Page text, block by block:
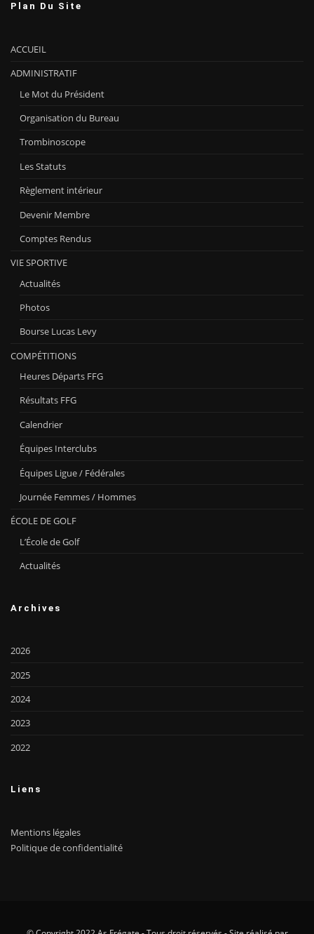
Plan Du Site
ACCUEIL
ADMINISTRATIF
Le Mot du Président
Organisation du Bureau
Trombinoscope
Les Statuts
Règlement intérieur
Devenir Membre
Comptes Rendus
VIE SPORTIVE
Actualités
Photos
Bourse Lucas Levy
COMPÉTITIONS
Heures Départs FFG
Résultats FFG
Calendrier
Équipes Interclubs
Équipes Ligue / Fédérales
Journée Femmes / Hommes
ÉCOLE DE GOLF
L’École de Golf
Actualités
Archives
2026
2025
2024
2023
2022
Liens
Mentions légales
Politique de confidentialité